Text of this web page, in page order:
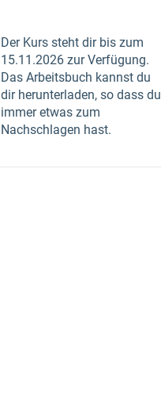
Der Kurs steht dir bis zum
15.11.2026 zur Verfügung.
Das Arbeitsbuch kannst du
dir herunterladen, so dass du
immer etwas zum
Nachschlagen hast.